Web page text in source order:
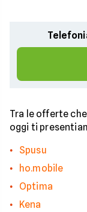
Tra le offerte
oggi ti
Spusu
ho.mobile
Optima
Kena